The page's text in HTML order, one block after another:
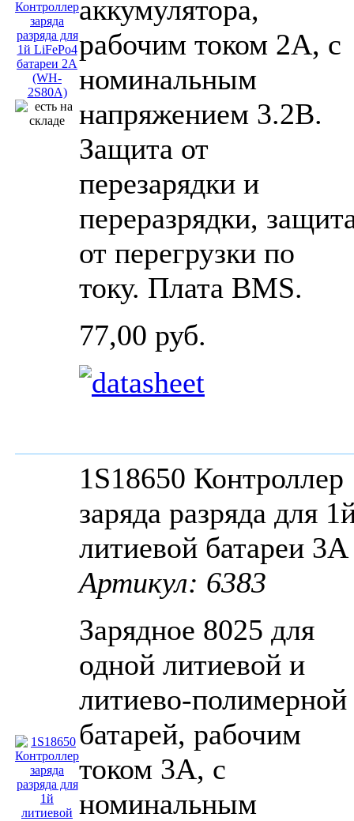
аккумулятора,
рабочим током 2A, с
номинальным
напряжением 3.2В.
Защита от
перезарядки и
переразрядки,
от перегрузки по
току. Плата BMS.
77,00 руб.
1S18650 Контроллер
заряда разряда для
литиевой батареи 3A
Артикул: 6383
Зарядное 8025 для
одной литиевой и
литиево-полимерной
батарей, рабочим
током 3A, с
номинальным